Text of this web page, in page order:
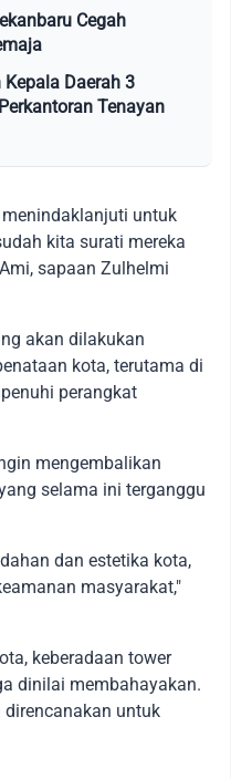
Cegah
Daerah 3
Tenayan
untuk
kita surati mereka
sapaan Zulhelmi
akan dilakukan
kota, terutama di
perangkat
mengembalikan
selama ini terganggu
dan estetika kota,
masyarakat,"
keberadaan tower
dinilai membahayakan.
untuk